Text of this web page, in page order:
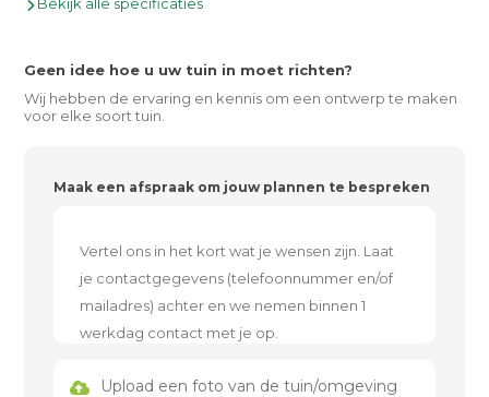
Geen idee hoe u uw tuin in moet richten?
Wij hebben de ervaring en kennis om een ontwerp te maken
voor elke soort tuin.
Maak een afspraak om jouw plannen te bespreken
Upload een foto van de tuin/omgeving